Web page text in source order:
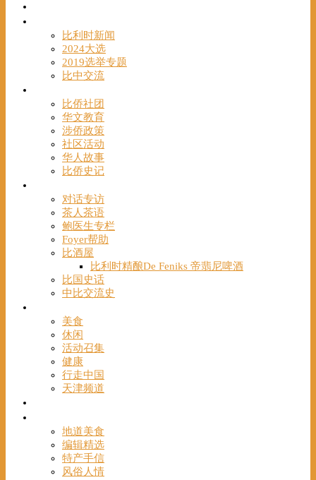
比利时新闻
2024大选
2019选举专题
比中交流
比侨社团
华文教育
涉侨政策
社区活动
华人故事
比侨史记
对话专访
茶人茶语
鲍医生专栏
Foyer帮助
比酒屋
比利时精酿De Feniks 帝翡尼啤酒
比国史话
中比交流史
美食
休闲
活动召集
健康
行走中国
天津频道
地道美食
编辑精选
特产手信
风俗人情